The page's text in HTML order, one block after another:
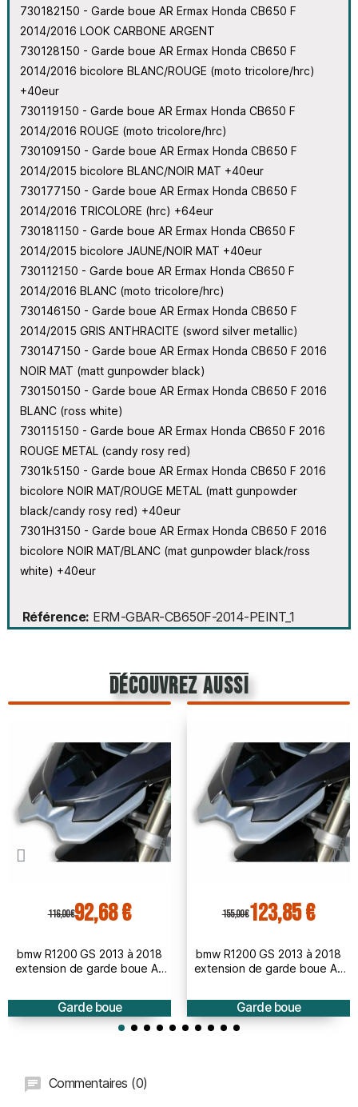
730182150 - Garde boue AR Ermax Honda CB650 F
2014/2016 LOOK CARBONE ARGENT
730128150 - Garde boue AR Ermax Honda CB650 F
2014/2016 bicolore BLANC/ROUGE (moto tricolore/hrc)
+40eur
730119150 - Garde boue AR Ermax Honda CB650 F
2014/2016 ROUGE (moto tricolore/hrc)
730109150 - Garde boue AR Ermax Honda CB650 F
2014/2015 bicolore BLANC/NOIR MAT +40eur
730177150 - Garde boue AR Ermax Honda CB650 F
2014/2016 TRICOLORE (hrc) +64eur
730181150 - Garde boue AR Ermax Honda CB650 F
2014/2015 bicolore JAUNE/NOIR MAT +40eur
730112150 - Garde boue AR Ermax Honda CB650 F
2014/2016 BLANC (moto tricolore/hrc)
730146150 - Garde boue AR Ermax Honda CB650 F
2014/2015 GRIS ANTHRACITE (sword silver metallic)
730147150 - Garde boue AR Ermax Honda CB650 F 2016
NOIR MAT (matt gunpowder black)
730150150 - Garde boue AR Ermax Honda CB650 F 2016
BLANC (ross white)
730115150 - Garde boue AR Ermax Honda CB650 F 2016
ROUGE METAL (candy rosy red)
7301k5150 - Garde boue AR Ermax Honda CB650 F 2016
bicolore NOIR MAT/ROUGE METAL (matt gunpowder
black/candy rosy red) +40eur
7301H3150 - Garde boue AR Ermax Honda CB650 F 2016
bicolore NOIR MAT/BLANC (mat gunpowder black/ross
white) +40eur
Référence ERM-GBAR-CB650F-2014-PEINT_1
découvrez aussi
116,00 €92,68 €
bmw R1200 GS 2013 à 2018
extension de garde boue AV
Garde boue
155,00 €123,85 €
bmw R1200 GS 2013 à 2018
extension de garde boue AV
Garde boue
Commentaires (0)